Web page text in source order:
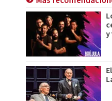
y